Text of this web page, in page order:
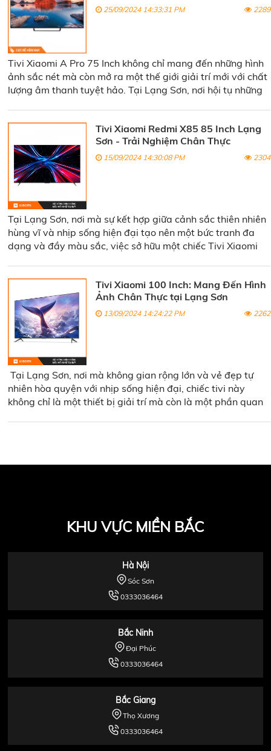
25/09/2024 14:33:31 PM 2289
Tivi Xiaomi A Pro 75 Inch không chỉ mang đến những hình
ảnh sắc nét mà còn mở ra một thế giới giải trí mới với chất
lượng âm thanh tuyệt hảo. Tại Lạng Sơn, nơi hội tụ những
một làn gió mới cho cuộc sống giải trí tại gia.
Tivi Xiaomi Redmi X85 85 Inch Lạng
Sơn - Trải Nghiệm Chân Thực
15/09/2024 14:30:08 PM 2304
Tại Lạng Sơn, nơi mà sự kết hợp giữa cảnh sắc thiên nhiên
hùng vĩ và nhịp sống hiện đại tạo nên một bức tranh đa
dạng và đầy màu sắc, việc sở hữu một chiếc Tivi Xiaomi
Tivi Xiaomi 100 Inch: Mang Đến Hình
Ảnh Chân Thực tại Lạng Sơn
13/09/2024 14:24:22 PM 2262
Tại Lạng Sơn, nơi mà không gian rộng lớn và vẻ đẹp tự
nhiên hòa quyện với nhịp sống hiện đại, chiếc tivi này
không chỉ là một thiết bị giải trí mà còn là một phần quan
KHU VỰC MIỀN BẮC
Hà Nội
Sóc Sơn
0333036464
Bắc Ninh
Đại Phúc
0333036464
Bắc Giang
Thọ Xương
0333036464